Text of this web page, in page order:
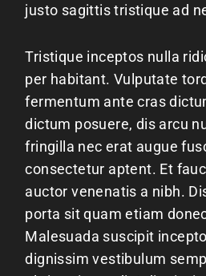
justo sagittis tristique ad
Tristique inceptos nulla
per habitant. Vulputate
fermentum ante cras
dictum posuere, dis arcu
fringilla nec erat augue
consectetur aptent. Et
auctor venenatis a nibh.
porta sit quam etiam
Malesuada suscipit
dignissim vestibulum